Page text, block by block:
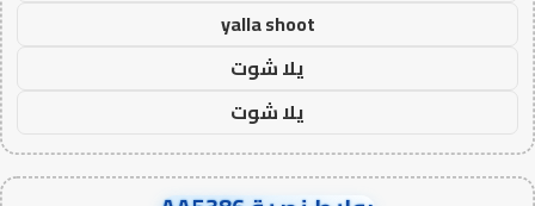
yalla shoot
يلا شوت
يلا شوت